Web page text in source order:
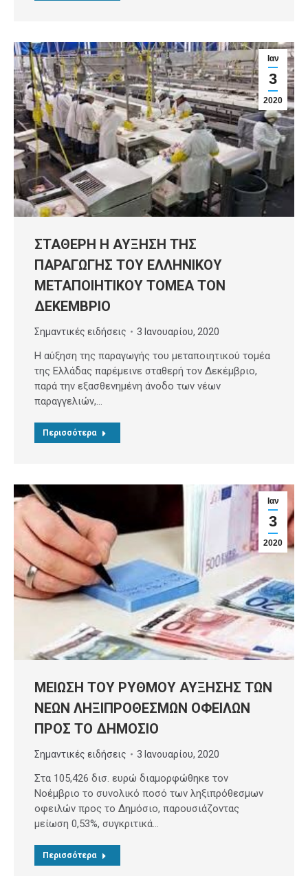
Ιαν
3
2020
ΣΤΑΘΕΡΗ Η ΑΥΞΗΣΗ ΤΗΣ
ΠΑΡΑΓΩΓΗΣ ΤΟΥ ΕΛΛΗΝΙΚΟΥ
ΜΕΤΑΠΟΙΗΤΙΚΟΥ ΤΟΜΕΑ ΤΟΝ
ΔΕΚΕΜΒΡΙΟ
Σημαντικές ειδήσεις 3 Ιανουαρίου, 2020
Η αύξηση της παραγωγής του μεταποιητικού τομέα
της Ελλάδας παρέμεινε σταθερή τον Δεκέμβριο,
παρά την εξασθενημένη άνοδο των νέων
παραγγελιών,…
Περισσότερα
Ιαν
3
2020
ΜΕΙΩΣΗ ΤΟΥ ΡΥΘΜΟΥ ΑΥΞΗΣΗΣ ΤΩΝ
ΝΕΩΝ ΛΗΞΙΠΡΟΘΕΣΜΩΝ ΟΦΕΙΛΩΝ
ΠΡΟΣ ΤΟ ΔΗΜΟΣΙΟ
Σημαντικές ειδήσεις 3 Ιανουαρίου, 2020
Στα 105,426 δισ. ευρώ διαμορφώθηκε τον
Νοέμβριο το συνολικό ποσό των ληξιπρόθεσμων
οφειλών προς το Δημόσιο, παρουσιάζοντας
μείωση 0,53%, συγκριτικά…
Περισσότερα